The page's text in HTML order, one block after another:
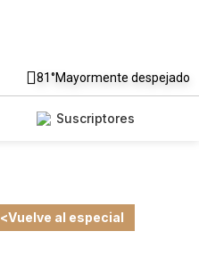
81°Mayormente despejado
Suscriptores
<Vuelve al especial